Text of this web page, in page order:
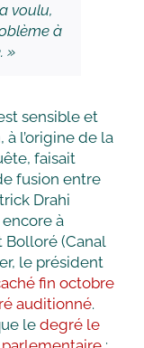
voulu,
à
»
sensible et
à l’origine de la
faisait
fusion entre
Drahi
encore à
Bolloré (Canal
le président
fin octobre
auditionné.
le degré le